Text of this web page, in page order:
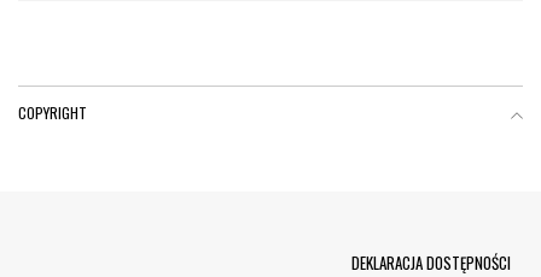
COPYRIGHT
DEKLARACJA DOSTĘPNOŚCI